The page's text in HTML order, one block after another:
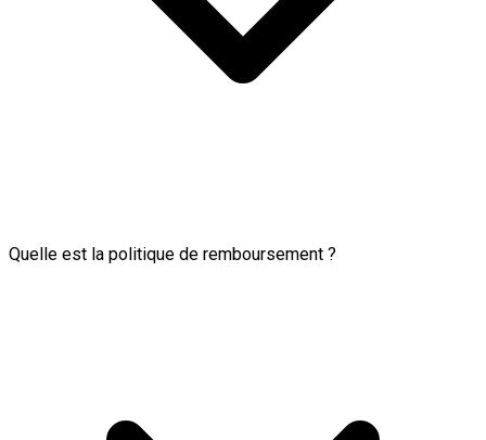
Quelle est la politique de remboursement ?